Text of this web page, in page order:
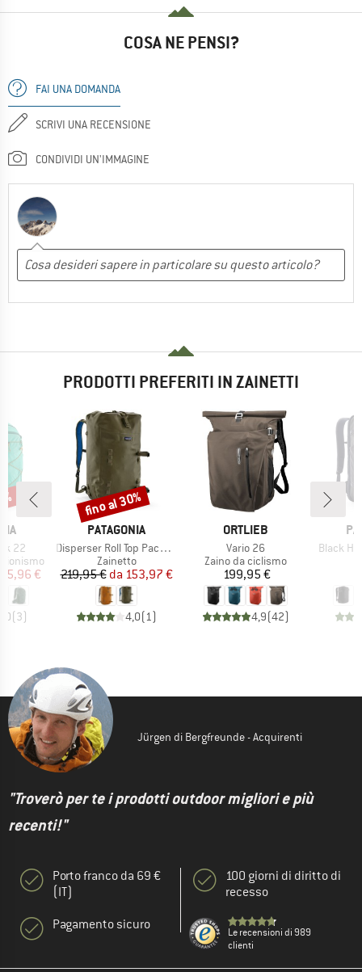
COSA NE PENSI?
FAI UNA DOMANDA
SCRIVI UNA RECENSIONE
CONDIVIDI UN'IMMAGINE
PRODOTTI PREFERITI IN ZAINETTI
22
ridotto
€
(3)
MARCHIO
PATAGONIA
Articolo
Disperser Roll Top Pack 40
Gruppo di prodotti
Zainetto
Prezzo
219,95 € Prezzo ridotto
da 153,97 €
4,0(1)
Sconto
fino al 30%
MARCHIO
ORTLIEB
Articolo
Vario 26
Gruppo di prodotti
Zaino da ciclismo
Prezzo
199,95 €
4,9(42)
Articolo
Black
Jürgen di Bergfreunde - Acquirenti
"Troverò per te i prodotti outdoor migliori e più
recenti!"
Porto franco da 69 €
(IT)
Pagamento sicuro
100 giorni di diritto di
recesso
Le recensioni di 989
clienti